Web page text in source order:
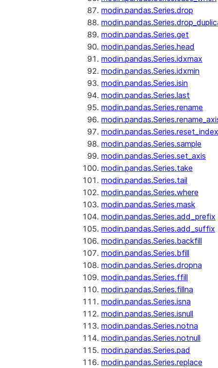
modin.pandas.Series.drop
modin.pandas.Series.get
modin.pandas.Series.head
modin.pandas.Series.idxmax
modin.pandas.Series.idxmin
modin.pandas.Series.isin
modin.pandas.Series.last
modin.pandas.Series.rename
modin.pandas.Series.reset_index
modin.pandas.Series.sample
modin.pandas.Series.set_axis
modin.pandas.Series.take
modin.pandas.Series.tail
modin.pandas.Series.where
modin.pandas.Series.mask
modin.pandas.Series.add_prefix
modin.pandas.Series.add_suffix
modin.pandas.Series.backfill
modin.pandas.Series.bfill
modin.pandas.Series.dropna
modin.pandas.Series.ffill
modin.pandas.Series.fillna
modin.pandas.Series.isna
modin.pandas.Series.isnull
modin.pandas.Series.notna
modin.pandas.Series.notnull
modin.pandas.Series.pad
modin.pandas.Series.replace